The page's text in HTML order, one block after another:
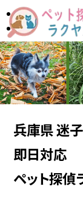
兵庫県 迷子
即日対応
ペット探偵